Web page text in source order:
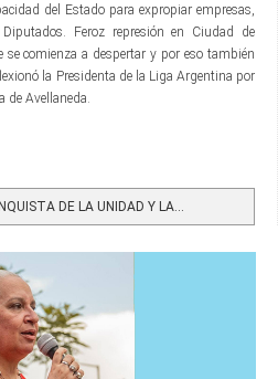
del Estado para expropiar empresas,
Feroz represión en Ciudad de
se comienza a despertar y por eso también
la Presidenta de la Liga Argentina por
de Avellaneda.
DE LA UNIDAD Y LA...